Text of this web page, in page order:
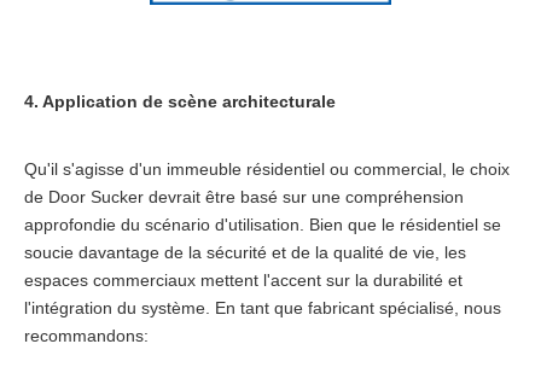
4. Application de scène architecturale
Qu'il s'agisse d'un immeuble résidentiel ou commercial, le choix
de Door Sucker devrait être basé sur une compréhension
approfondie du scénario d'utilisation. Bien que le résidentiel se
soucie davantage de la sécurité et de la qualité de vie, les
espaces commerciaux mettent l'accent sur la durabilité et
l'intégration du système. En tant que fabricant spécialisé, nous
recommandons: